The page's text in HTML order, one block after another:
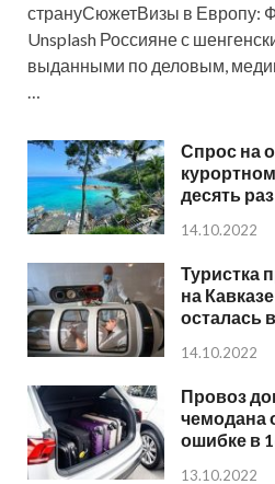
странуСюжетВизы в Европу:
Unsplash Россияне с
выданными по деловым,
…
Спрос на
десять раз
14.10.2022
Туристка
на
осталась
14.10.2022
Провоз
чемодана
ошибке в
13.10.2022